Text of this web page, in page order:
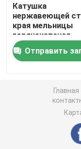
Круглая
Присадочный
Лист стальной
Катушка
нержавеющей
края мельницы
горячекатаная
ширина 100mm до
2500mm
Отправить